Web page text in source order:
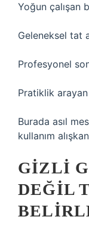
Yoğun çalışan
Geleneksel tat
Profesyonel
Pratiklik
Burada asıl
kullanım
GIZLI
DEĞIL